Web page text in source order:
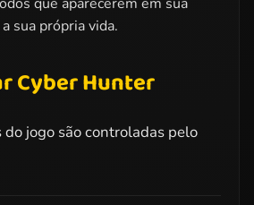
sua própria vida.
Cyber Hunter
do jogo são controladas pelo